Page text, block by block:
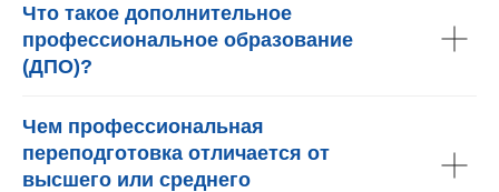
Что такое дополнительное
профессиональное образование
(ДПО)?
Чем профессиональная
переподготовка отличается от
высшего или среднего